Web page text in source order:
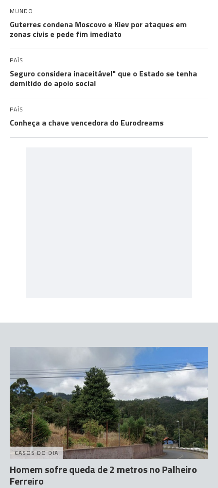
MUNDO
Guterres condena Moscovo e Kiev por ataques em
zonas civis e pede fim imediato
PAÍS
Seguro considera inaceitável" que o Estado se tenha
demitido do apoio social
PAÍS
Conheça a chave vencedora do Eurodreams
CASOS DO DIA
Homem sofre queda de 2 metros no Palheiro
Ferreiro